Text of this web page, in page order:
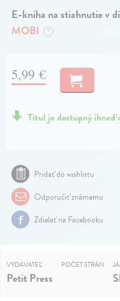
E-kniha na stiahnutie v
MOBI
?
5,99 €
Titul je dostupný ihneď
Pridať do wishlistu
Odporučiť známemu
Zdielať na Facebooku
VYDAVATEĽ
Petit Press
POČET STRÁN